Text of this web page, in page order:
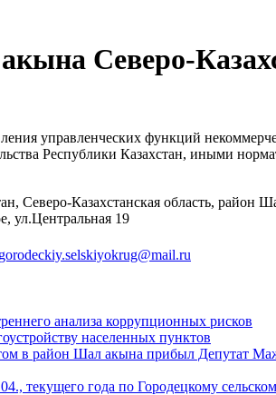
Северо-
управленческих функций
Республики Казахстан, иными
Северо-Казахстанская область, район
ул.Центральная 19
gorodeckiy.selskiyokrug@mail.ru
анализа коррупционных рисков
населенных пунктов
в район Шал акына прибыл Депутат
текущего года по Городецкому